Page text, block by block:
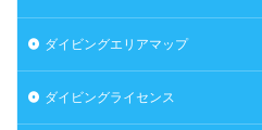
ダイビングエリアマップ
ダイビングライセンス